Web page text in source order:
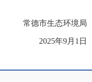
常德市生态环境局
2025年9月1日